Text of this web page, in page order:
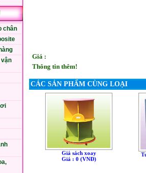
chân
vận
Giá :
Thông tin thêm!
CÁC SẢN PHẨM CÙNG LOẠI
Giá sách xoay
Giá : 0 (VNÐ)